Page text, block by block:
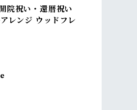
院祝い・還暦祝い
レンジ ウッドフレ